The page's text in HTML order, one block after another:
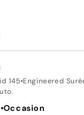
145•Engineered
•Occasion